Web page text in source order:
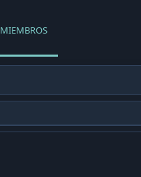
MIEMBROS